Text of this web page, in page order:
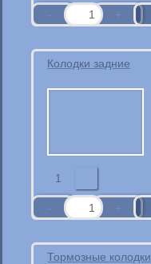
Колодки задние
1
Тормозные колодки